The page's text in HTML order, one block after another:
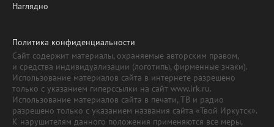
Наглядно
Политика конфиденциальности
Сайт содержит материалы, охраняемые авторским правом,
и средства индивидуализации (логотипы, фирменные знаки).
Использование материалов сайта в интернете разрешено
только с указанием гиперссылки на сайт www.irk.ru.
Использование материалов сайта в печати, ТВ и радио
разрешено только с указанием названия сайта «Твой Иркутск».
К нарушителям данного положения применяются все меры,